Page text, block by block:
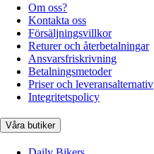
Om oss?
Kontakta oss
Försäljningsvillkor
Returer och återbetalningar
Ansvarsfriskrivning
Betalningsmetoder
Priser och leveransalternativ
Integritetspolicy
Våra butiker